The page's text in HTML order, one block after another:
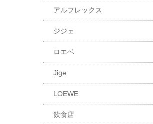
アルフレックス
ジジェ
ロエベ
Jige
LOEWE
飲食店